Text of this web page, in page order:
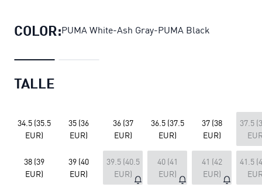
COLOR:PUMA White-Ash Gray-PUMA Black
TALLE
34.5 (35.5
EUR)
35 (36
EUR)
36 (37
EUR)
36.5 (37.5
EUR)
37 (38
EUR)
37.5
38 (39
EUR)
39 (40
EUR)
39.5 (40.5
EUR)
40 (41
EUR)
41 (42
EUR)
41.5